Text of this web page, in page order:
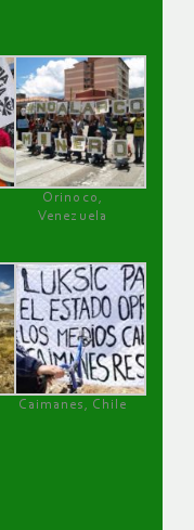
Orinoco,
Venezuela
Caimanes, Chile